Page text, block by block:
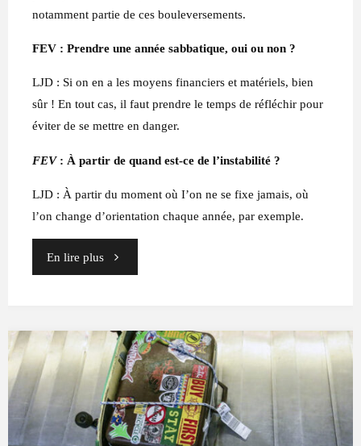
notamment partie de ces bouleversements.
FEV : Prendre une année sabbatique, oui ou non ?
LJD : Si on en a les moyens financiers et matériels, bien
sûr ! En tout cas, il faut prendre le temps de réfléchir pour
éviter de se mettre en danger.
FEV: À partir de quand est-ce de l’instabilité ?
LJD : À partir du moment où I’on ne se fixe jamais, où
l’on change d’orientation chaque année, par exemple.
En lire plus"Cinq
à
Luce
Janin
Devillars"